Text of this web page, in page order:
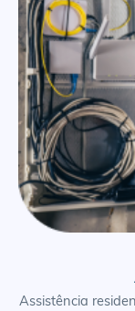
Assistência